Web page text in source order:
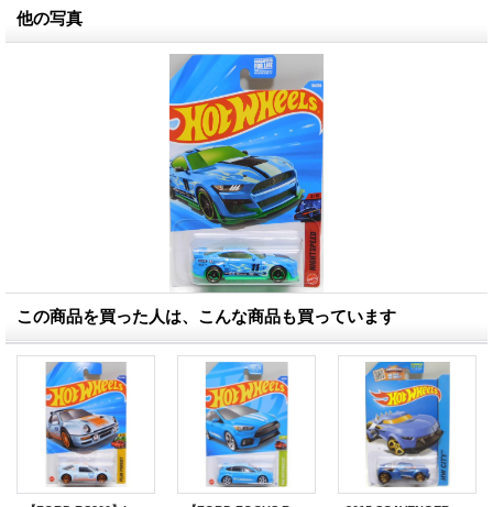
他の写真
この商品を買った人は、こんな商品も買っています